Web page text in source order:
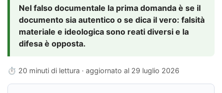
Nel falso documentale la prima domanda è se il
documento sia autentico o se dica il vero: falsità
materiale e ideologica sono reati diversi e la
difesa è opposta.
⏱ 20 minuti di lettura · aggiornato al 29 luglio 2026